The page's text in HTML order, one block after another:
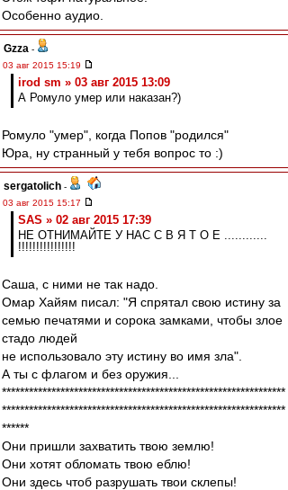
Особенно аудио.
Gzza -
03 авг 2015 15:19
irod sm » 03 авг 2015 13:09
А Ромуло умер или наказан?)
Ромуло "умер", когда Попов "родился"
Юра, ну странный у тебя вопрос то :)
sergatolich -
03 авг 2015 15:17
SAS » 02 авг 2015 17:39
НЕ ОТНИМАЙТЕ У НАС С В Я Т О Е ............
!!!!!!!!!!!!!!!!
Саша, с ними не так надо.
Омар Хайям писал: "Я спрятал свою истину за
семью печатями и сорока замками, чтобы злое
стадо людей
не использовало эту истину во имя зла".
А ты с флагом и без оружия...
***************************************************************
***************************************************************
******
Они пришли захватить твою землю!
Они хотят обломать твою еблю!
Они здесь чтоб разрушать твои склепы!